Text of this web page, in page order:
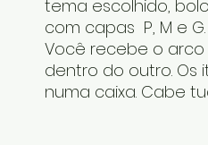
tema escolhido,
com capas P, M e G.
Você recebe o
dentro do outro. Os
numa caixa. Cabe